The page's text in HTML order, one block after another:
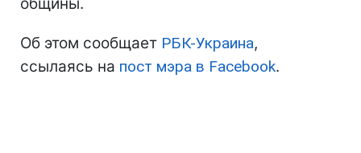
общины.
Об этом сообщает РБК-Украина,
ссылаясь на пост мэра в Facebook.